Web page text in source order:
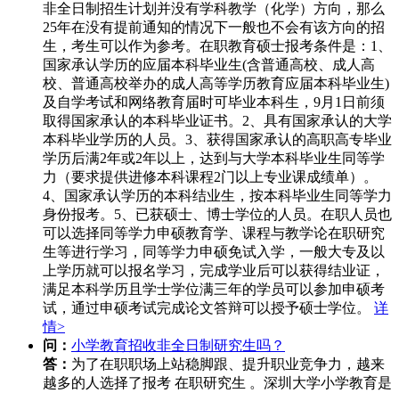
非全日制招生计划并没有学科教学（化学）方向，那么
25年在没有提前通知的情况下一般也不会有该方向的招
生，考生可以作为参考。在职教育硕士报考条件是：1、
国家承认学历的应届本科毕业生(含普通高校、成人高
校、普通高校举办的成人高等学历教育应届本科毕业生)
及自学考试和网络教育届时可毕业本科生，9月1日前须
取得国家承认的本科毕业证书。2、具有国家承认的大学
本科毕业学历的人员。3、获得国家承认的高职高专毕业
学历后满2年或2年以上，达到与大学本科毕业生同等学
力（要求提供进修本科课程2门以上专业课成绩单）。
4、国家承认学历的本科结业生，按本科毕业生同等学力
身份报考。5、已获硕士、博士学位的人员。在职人员也
可以选择同等学力申硕教育学、课程与教学论在职研究
生等进行学习，同等学力申硕免试入学，一般大专及以
上学历就可以报名学习，完成学业后可以获得结业证，
满足本科学历且学士学位满三年的学员可以参加申硕考
试，通过申硕考试完成论文答辩可以授予硕士学位。 详
情>
问： 小学教育招收非全日制研究生吗？
答： 为了在职职场上站稳脚跟、提升职业竞争力，越来
越多的人选择了报考 在职研究生 。深圳大学小学教育是